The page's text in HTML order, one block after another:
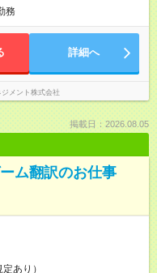
務
詳細へ
メント株式会社
掲載日：2026.08.05
ム翻訳のお仕事
あり）